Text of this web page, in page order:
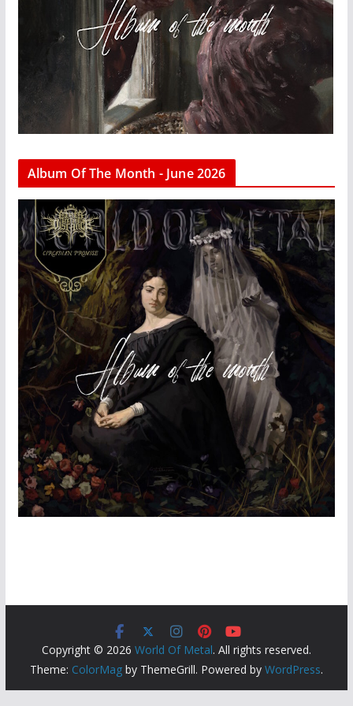
Album Of The Month - June 2026
Copyright © 2026 World Of Metal. All rights reserved.
Theme: ColorMagby ThemeGrill. Powered by WordPress.